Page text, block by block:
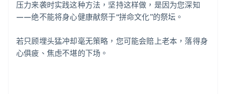
压力来袭时实践这种方法，坚持这样做，是因为您深知
——绝不能将身心健康献祭于“拼命文化”的祭坛。
若只顾埋头猛冲却毫无策略，您可能会赔上老本，落得身
心俱疲、焦虑不堪的下场。